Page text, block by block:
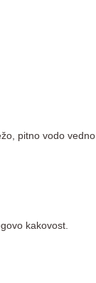
pitno vodo vedno
kakovost.